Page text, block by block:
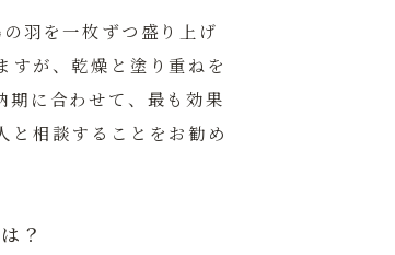
羽を一枚ずつ盛り上げ
すが、乾燥と塗り重ねを
期に合わせて、最も効果
と相談することをお勧め
？